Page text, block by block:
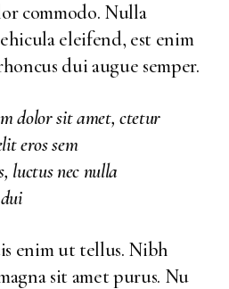
commodo. Nulla
eleifend, est enim
dui augue semper.
dolor sit amet, ctetur
eros sem
luctus nec nulla
enim ut tellus. Nibh
sit amet purus. Nu